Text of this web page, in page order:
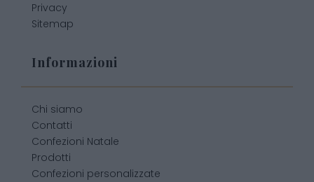
Privacy
Sitemap
Informazioni
Chi siamo
Contatti
Confezioni Natale
Prodotti
Confezioni personalizzate